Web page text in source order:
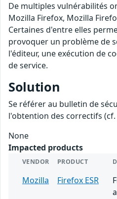
De multiples vulnérabilités
Mozilla Firefox, Mozilla
Certaines d'entre elles
provoquer un problème de
l'éditeur, une exécution de
de service.
Solution
Se référer au bulletin de
l'obtention des correctifs
None
Impacted products
VENDOR PRODUCT
Mozilla Firefox ESR